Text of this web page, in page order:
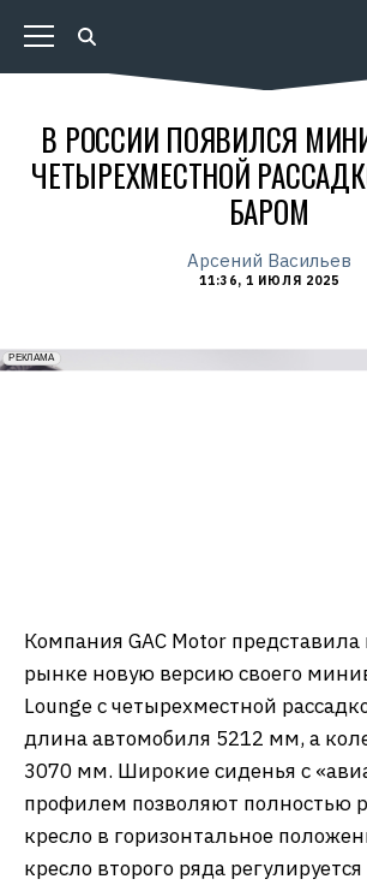
В РОССИИ ПОЯВИЛСЯ
ЧЕТЫРЕХМЕСТНОЙ
БАРОМ
Арсений Васильев
11:36, 1 ИЮЛЯ 2025
erid: 2VfnxxmNzs5
РЕКЛАМА
Компания GAC Motor представила
рынке новую версию своего
Lounge с четырехместной
длина автомобиля 5212 мм, а
3070 мм. Широкие сиденья с
профилем позволяют полностью
кресло в горизонтальное
кресло второго ряда